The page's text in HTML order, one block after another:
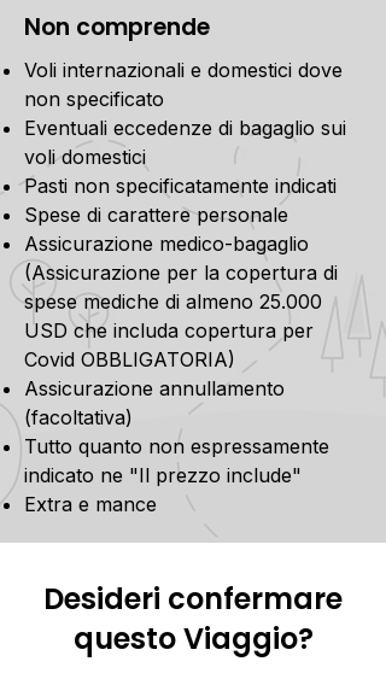
Non comprende
Voli internazionali e domestici dove
non specificato
Eventuali eccedenze di bagaglio sui
voli domestici
Pasti non specificatamente indicati
Spese di carattere personale
Assicurazione medico-bagaglio
(Assicurazione per la copertura di
spese mediche di almeno 25.000
USD che includa copertura per
Covid OBBLIGATORIA)
Assicurazione annullamento
(facoltativa)
Tutto quanto non espressamente
indicato ne "Il prezzo include"
Extra e mance
Desideri confermare
questo Viaggio?